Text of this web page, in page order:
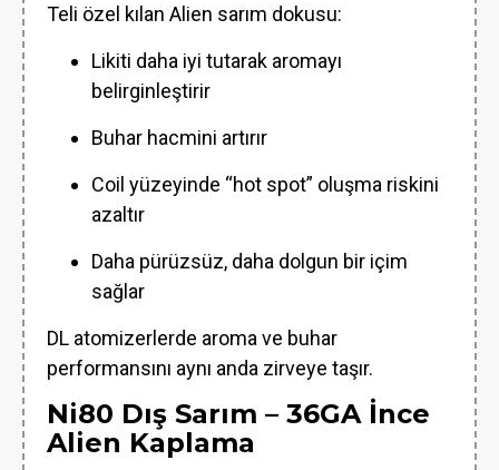
Teli özel kılan Alien sarım dokusu:
Likiti daha iyi tutarak aromayı
belirginleştirir
Buhar hacmini artırır
Coil yüzeyinde “hot spot” oluşma riskini
azaltır
Daha pürüzsüz, daha dolgun bir içim
sağlar
DL atomizerlerde aroma ve buhar
performansını aynı anda zirveye taşır.
Ni80 Dış Sarım – 36GA İnce
Alien Kaplama